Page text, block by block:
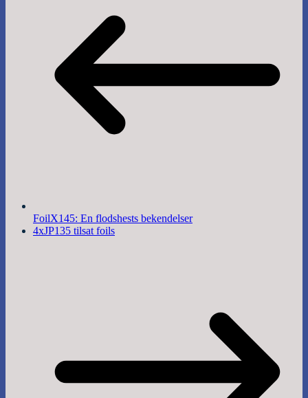
FoilX145: En flodshests bekendelser
4xJP135 tilsat foils